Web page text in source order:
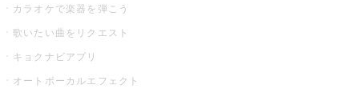
カラオケで楽器を弾こう
歌いたい曲をリクエスト
キョクナビアプリ
オートボーカルエフェクト